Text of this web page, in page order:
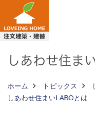
しあわせ住ま
ホーム トピックス
しあわせ住まいLABOとは